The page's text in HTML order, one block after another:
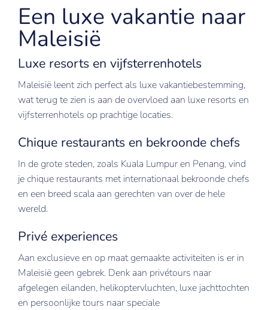
Een luxe vakantie naar
Maleisië
Luxe resorts en vijfsterrenhotels
Maleisië leent zich perfect als luxe vakantiebestemming,
wat terug te zien is aan de overvloed aan luxe resorts en
vijfsterrenhotels op prachtige locaties.
Chique restaurants en bekroonde chefs
In de grote steden, zoals Kuala Lumpur en Penang, vind
je chique restaurants met internationaal bekroonde chefs
en een breed scala aan gerechten van over de hele
wereld.
Privé experiences
Aan exclusieve en op maat gemaakte activiteiten is er in
Maleisië geen gebrek. Denk aan privétours naar
afgelegen eilanden, helikoptervluchten, luxe jachttochten
en persoonlijke tours naar speciale